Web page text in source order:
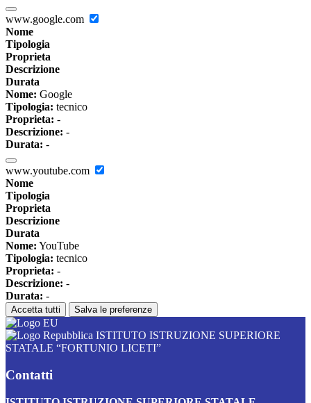
www.google.com
Nome
Tipologia
Proprieta
Descrizione
Durata
Nome: Google
Tipologia: tecnico
Proprieta: -
Descrizione: -
Durata: -
www.youtube.com
Nome
Tipologia
Proprieta
Descrizione
Durata
Nome: YouTube
Tipologia: tecnico
Proprieta: -
Descrizione: -
Durata: -
Accetta tutti Salva le preferenze
ISTITUTO ISTRUZIONE SUPERIORE
STATALE “FORTUNIO LICETI”
Contatti